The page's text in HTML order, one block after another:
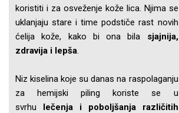
koristiti i za osveženje kože lica. Njima se
uklanjaju stare i time podstiče rast novih
ćelija kože, kako bi ona bila sjajnija,
zdravija i lepša.
Niz kiselina koje su danas na raspolaganju
za hemijski piling koriste se u
svrhu lečenja i poboljšanja različitih